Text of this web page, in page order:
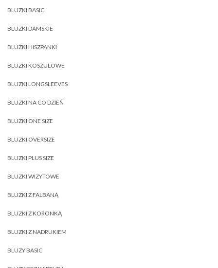
BLUZKI BASIC
BLUZKI DAMSKIE
BLUZKI HISZPANKI
BLUZKI KOSZULOWE
BLUZKI LONGSLEEVES
BLUZKI NA CO DZIEŃ
BLUZKI ONE SIZE
BLUZKI OVERSIZE
BLUZKI PLUS SIZE
BLUZKI WIZYTOWE
BLUZKI Z FALBANĄ
BLUZKI Z KORONKĄ
BLUZKI Z NADRUKIEM
BLUZY BASIC